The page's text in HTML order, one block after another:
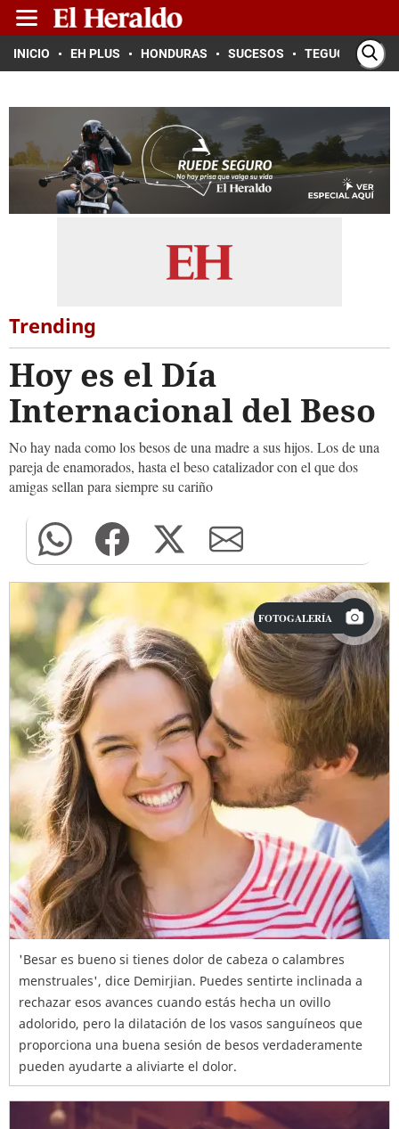
INICIO EH PLUS HONDURAS SUCESOS TEGUCIGALPA
Trending
Hoy es el Día
Internacional del Beso
No hay nada como los besos de una madre a sus hijos. Los de una
pareja de enamorados, hasta el beso catalizador con el que dos
amigas sellan para siempre su cariño
FOTOGALERÍA
'Besar es bueno si tienes dolor de cabeza o calambres
menstruales', dice Demirjian. Puedes sentirte inclinada a
rechazar esos avances cuando estás hecha un ovillo
adolorido, pero la dilatación de los vasos sanguíneos que
proporciona una buena sesión de besos verdaderamente
pueden ayudarte a aliviarte el dolor.